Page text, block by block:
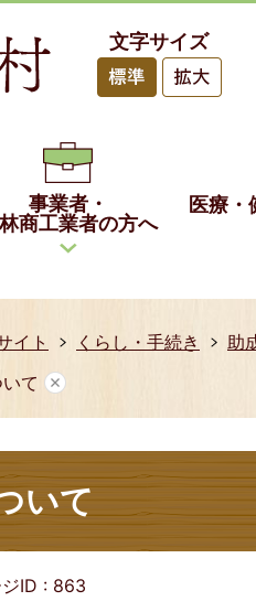
文字サイズ
事業者・
商工業者の方へ
医療・
イト くらし・手続き 助
て
いて
ID : 863